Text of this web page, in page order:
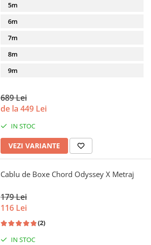
5m
6m
7m
8m
9m
689 Lei
de la 449 Lei
IN STOC
VEZI VARIANTE
Cablu de Boxe Chord Odyssey X Metraj
179 Lei
116 Lei
(2)
IN STOC